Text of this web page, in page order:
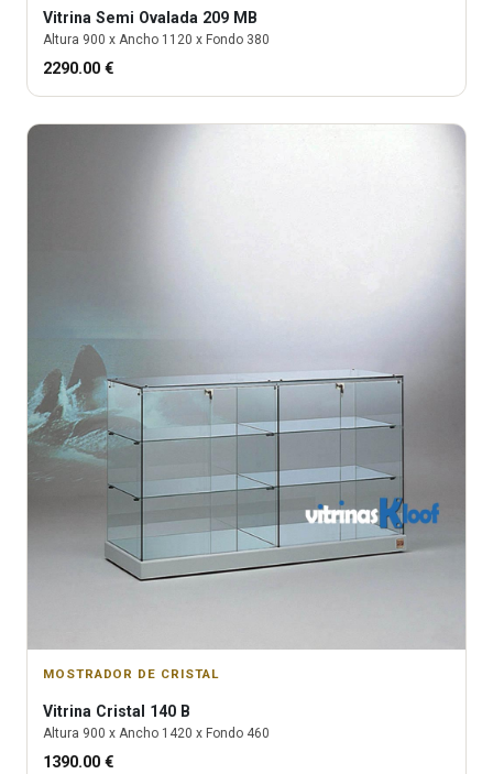
Vitrina Semi Ovalada 209 MB
Altura 900 x Ancho 1120 x Fondo 380
2290.00 €
MOSTRADOR DE CRISTAL
Vitrina Cristal 140 B
Altura 900 x Ancho 1420 x Fondo 460
1390.00 €